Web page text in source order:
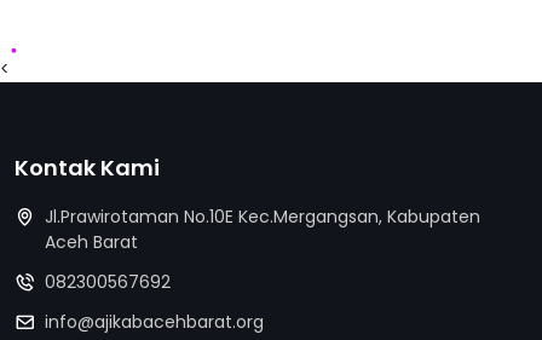
<
Kontak Kami
Jl.Prawirotaman No.10E Kec.Mergangsan, Kabupaten
Aceh Barat
082300567692
info@ajikabacehbarat.org